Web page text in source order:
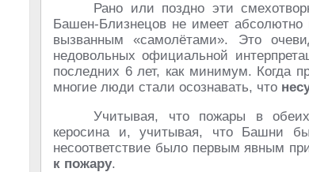
Рано или поздно эти
Башен-Близнецов не имеет абсолютно
вызванным «самолётами». Это
недовольных официальной
последних 6 лет, как минимум. Когда
многие люди стали осознавать, что
Учитывая, что пожары в
керосина и, учитывая, что Башни
несоответствие было первым явным
к пожару.